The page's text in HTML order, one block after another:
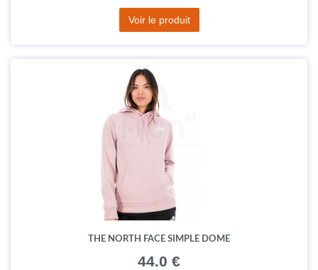
Voir le produit
THE NORTH FACE SIMPLE DOME
44.0 €